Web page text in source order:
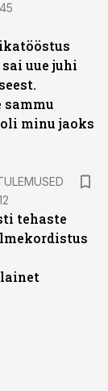
sai uue juhi
sammu
minu jaoks
tehaste